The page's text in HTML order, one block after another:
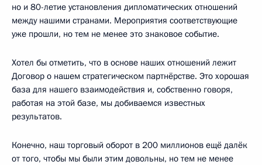
но и 80-летие установления дипломатических отношений
между нашими странами. Мероприятия соответствующие
уже прошли, но тем не менее это знаковое событие.
Хотел бы отметить, что в основе наших отношений лежит
Договор о нашем стратегическом партнёрстве. Это хорошая
база для нашего взаимодействия и, собственно говоря,
работая на этой базе, мы добиваемся известных
результатов.
Конечно, наш торговый оборот в 200 миллионов ещё далёк
от того, чтобы мы были этим довольны, но тем не менее